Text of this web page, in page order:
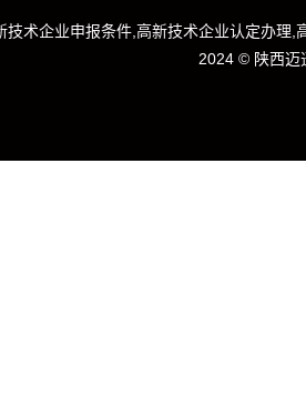
技术企业申报条件,高新技术企业认定办理
2024 © 陕